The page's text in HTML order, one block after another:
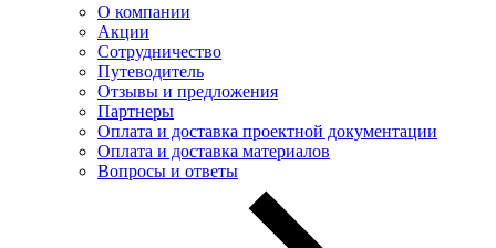
О компании
Акции
Сотрудничество
Путеводитель
Отзывы и предложения
Партнеры
Оплата и доставка проектной документации
Оплата и доставка материалов
Вопросы и ответы